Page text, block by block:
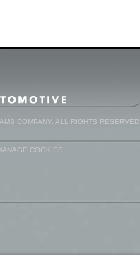
COMPANY. ALL RIGHTS RESERVED.
COOKIES